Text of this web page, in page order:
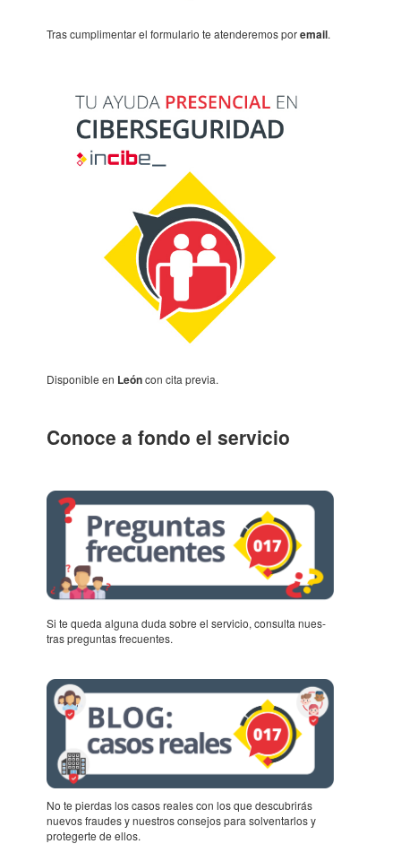
Tras cumpli­men­tar el formu­la­rio te aten­de­re­mos poremail.
Dispo­ni­ble en Leóncon cita previa.
Conoce a fondo el servi­cio
Si te queda alguna duda sobre el servi­cio, consulta nues­
tras pregun­tas frecu­en­tes.
No te pier­das los casos reales con los que descu­brirás
nuevos frau­des y nues­tros conse­jos para solven­tar­los y
prote­gerte de ellos.